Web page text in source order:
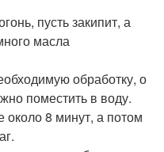
пусть закипит, а
масла
обработку, о
поместить в воду.
около 8 минут, а потом